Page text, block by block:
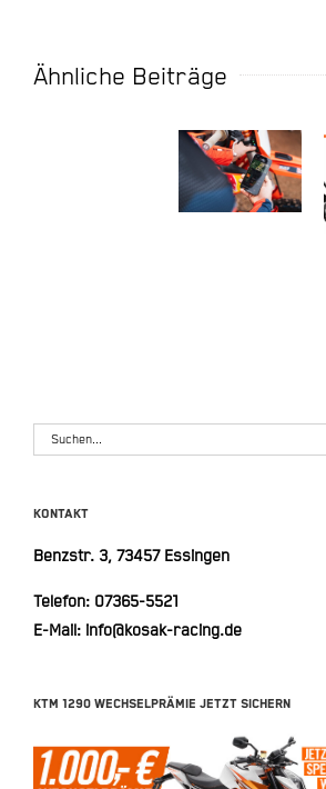
Ähnliche Beiträge
Connectivity
Unit
Suche
KONTAKT
Benzstr. 3, 73457 Essingen
Telefon: 07365-5521
E-Mail: info@kosak-racing.de
KTM 1290 WECHSELPRÄMIE JETZT SICHERN